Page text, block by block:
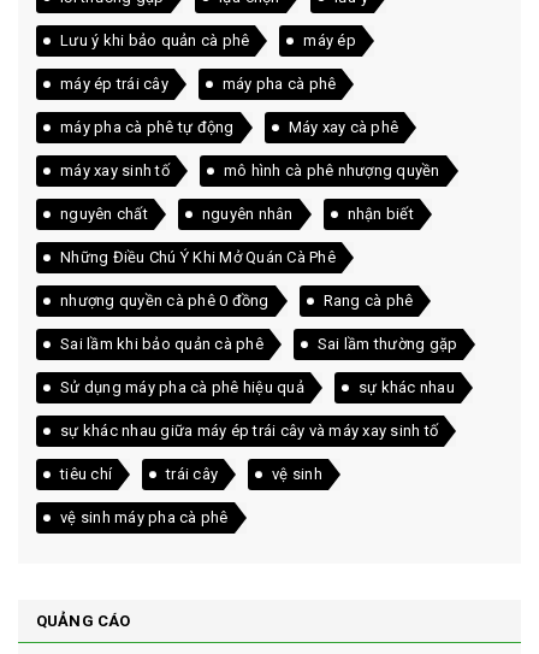
Lưu ý khi bảo quản cà phê máy ép
máy ép trái cây máy pha cà phê
máy pha cà phê tự động Máy xay cà phê
máy xay sinh tố mô hình cà phê nhượng quyền
nguyên chất nguyên nhân nhận biết
Những Điều Chú Ý Khi Mở Quán Cà Phê
nhượng quyền cà phê 0 đồng Rang cà phê
Sai lầm khi bảo quản cà phê Sai lầm thường gặp
Sử dụng máy pha cà phê hiệu quả sự khác nhau
sự khác nhau giữa máy ép trái cây và máy xay sinh tố
tiêu chí trái cây vệ sinh
vệ sinh máy pha cà phê
QUẢNG CÁO